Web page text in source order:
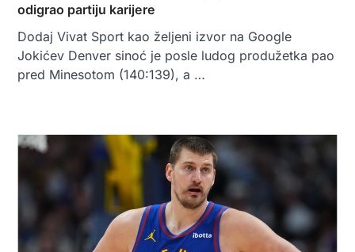
odigrao partiju karijere
Dodaj Vivat Sport kao željeni izvor na Google
Jokićev Denver sinoć je posle ludog produžetka pao
pred Minesotom (140:139), a …